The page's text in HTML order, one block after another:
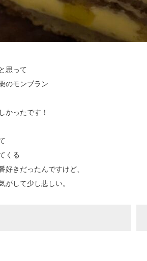
思って
のモンブラン
かったです！
くる
好きだったんですけど、
して少し悲しい。